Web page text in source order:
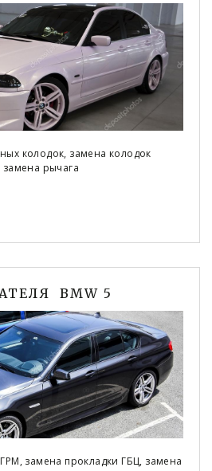
колодок, замена колодок
рычага
BMW 5
замена прокладки ГБЦ, замена